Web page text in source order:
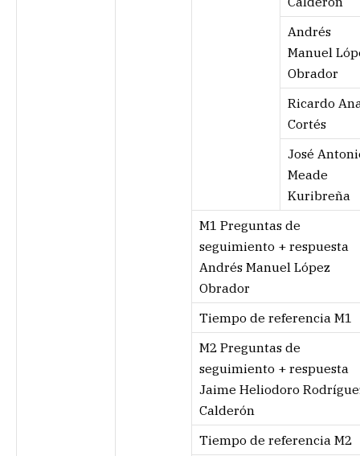
Andrés
Manuel
Obrador
Ricardo
Cortés
José
Meade
Kuribreña
M1 Preguntas de
seguimiento + respuesta
Andrés Manuel López
Obrador
Tiempo de referencia M1
M2 Preguntas de
seguimiento + respuesta
Jaime Heliodoro
Calderón
Tiempo de referencia M2